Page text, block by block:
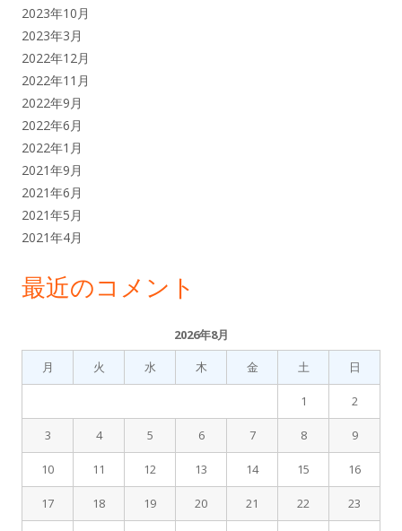
2023年10月
2023年3月
2022年12月
2022年11月
2022年9月
2022年6月
2022年1月
2021年9月
2021年6月
2021年5月
2021年4月
最近のコメント
2026年8月
月
火 水 木 金 土 日
1 2
3 4 5 6 7 8 9
10 11 12 13 14 15 16
17 18 19 20 21 22 23